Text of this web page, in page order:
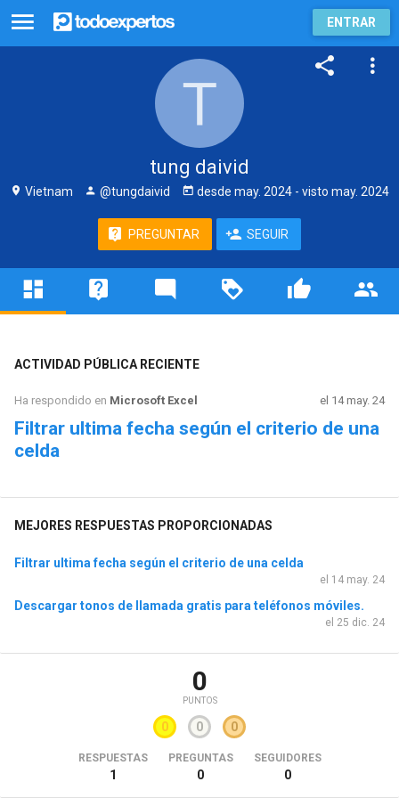
ENTRAR
tung daivid
Vietnam @tungdaivid desde may. 2024 - visto may. 2024
PREGUNTAR SEGUIR
ACTIVIDAD PÚBLICA RECIENTE
Ha respondido en Microsoft Excel el 14 may. 24
Filtrar ultima fecha según el criterio de una
celda
MEJORES RESPUESTAS PROPORCIONADAS
Filtrar ultima fecha según el criterio de una celda
el 14 may. 24
Descargar tonos de llamada gratis para teléfonos móviles.
el 25 dic. 24
0
PUNTOS
0 0 0
RESPUESTAS
1
PREGUNTAS
0
SEGUIDORES
0